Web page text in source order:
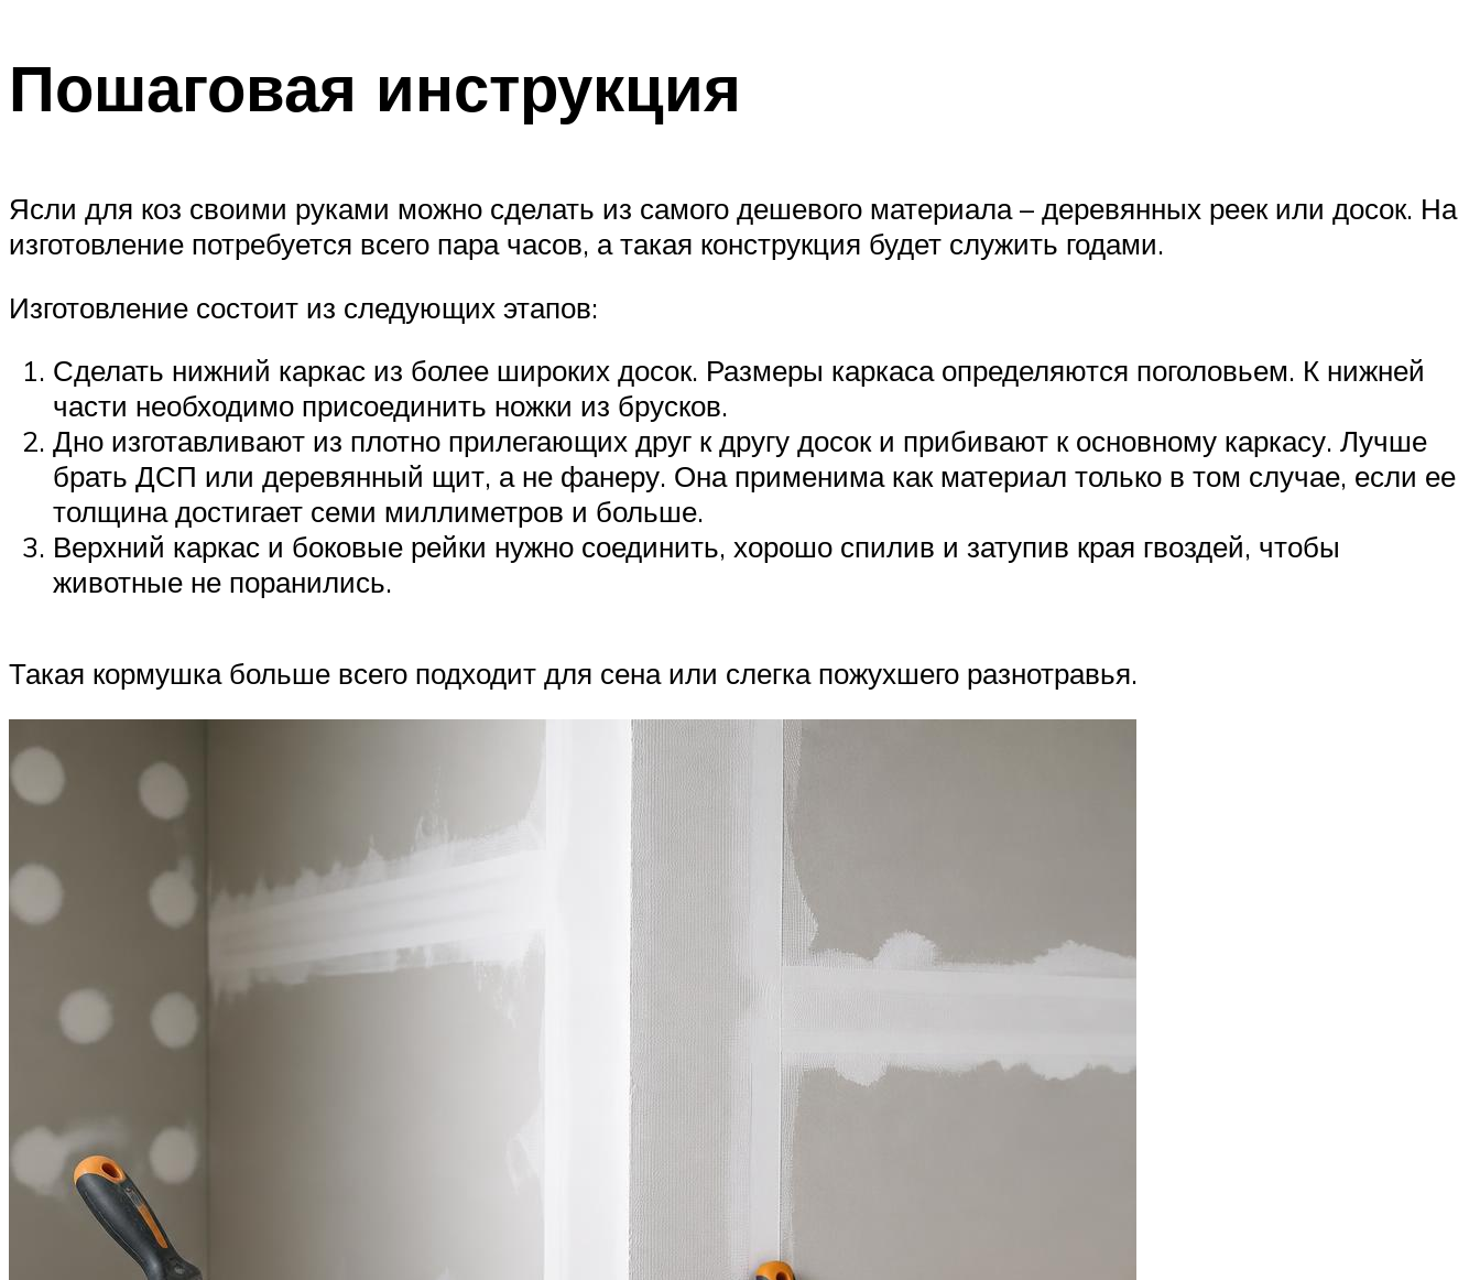
Пошаговая инструкция
Ясли для коз своими руками можно сделать из самого дешевого материала – деревянных реек или досок. На
изготовление потребуется всего пара часов, а такая конструкция будет служить годами.
Изготовление состоит из следующих этапов:
Сделать нижний каркас из более широких досок. Размеры каркаса определяются поголовьем. К нижней
части необходимо присоединить ножки из брусков.
Дно изготавливают из плотно прилегающих друг к другу досок и прибивают к основному каркасу. Лучше
брать ДСП или деревянный щит, а не фанеру. Она применима как материал только в том случае, если ее
толщина достигает семи миллиметров и больше.
Верхний каркас и боковые рейки нужно соединить, хорошо спилив и затупив края гвоздей, чтобы
животные не поранились.
Такая кормушка больше всего подходит для сена или слегка пожухшего разнотравья.